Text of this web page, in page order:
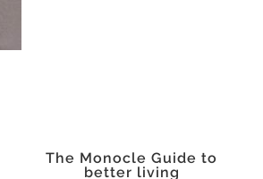
The Monocle Guide to
better living